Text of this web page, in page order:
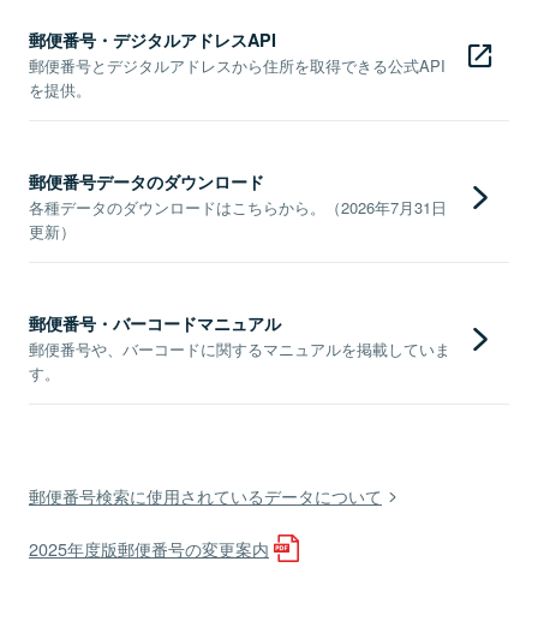
郵便番号・デジタルアドレスAPI
郵便番号とデジタルアドレスから住所を取得できる公式API
を提供。
郵便番号データのダウンロード
各種データのダウンロードはこちらから。（2026年7月31日
更新）
郵便番号・バーコードマニュアル
郵便番号や、バーコードに関するマニュアルを掲載していま
す。
郵便番号検索に使用されているデータについて
2025年度版郵便番号の変更案内